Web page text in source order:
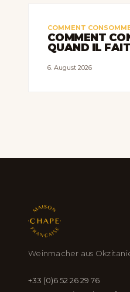
COMMENT
COMMENT
QUAND IL
6. August 2026
Weinmacher aus
+33 (0)6 52 26 29 76